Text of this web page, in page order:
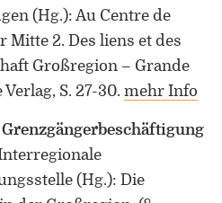
(Hg.): Au Centre de
Mitte 2. Des liens et des
Großregion – Grande
S. 27-30. mehr Info
Grenzgängerbeschäftigung
(Hg.): Die